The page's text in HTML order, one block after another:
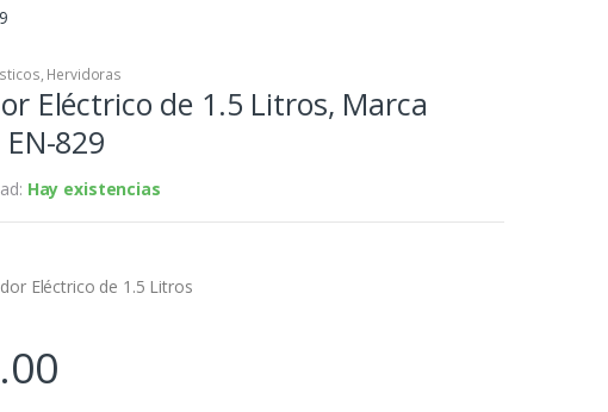
, Hervidoras
Eléctrico de 1.5 Litros, Marca
829
Hay existencias
Eléctrico de 1.5 Litros